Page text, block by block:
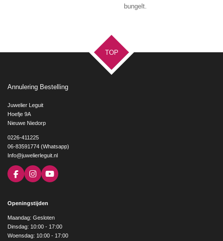
bungelt.
TOP
Annulering Bestelling
Juwelier Leguit
Hoefje 9A
Nieuwe Niedorp
0226-411225
06-83591774 (Whatsapp)
Info@juwelierleguit.nl
F
a
b
o
k
I
n
a
g
r
a
m
Y
o
e
Openingstijden
Maandag: Gesloten
Dinsdag: 10:00 - 17:00
Woensdag: 10:00 - 17:00